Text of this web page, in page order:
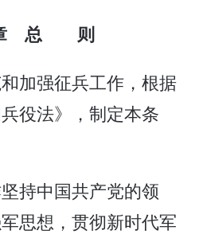
总 则
加强征兵工作，根据
役法》，制定本条
持中国共产党的领
思想，贯彻新时代军